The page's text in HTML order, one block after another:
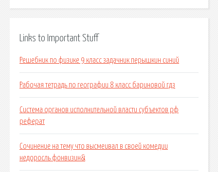
Links to Important Stuff
Решебник по физике 9 класс задачник перышкин синий
Рабочая тетрадь по географии 8 класс бариновой гдз
Система органов исполнительной власти субъектов рф
реферат
Сочинение на тему что высмеивал в своей комедии
недоросль фонвизин&